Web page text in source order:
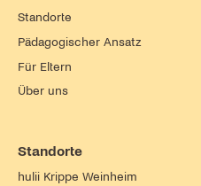
Standorte
Pädagogischer Ansatz
Für Eltern
Über uns
Standorte
hulii Krippe Weinheim